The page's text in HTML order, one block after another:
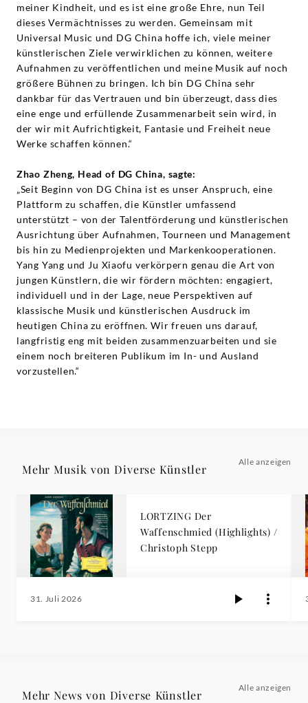
meiner Kindheit, und es ist eine große Ehre, nun Teil
dieses Vermächtnisses zu werden. Gemeinsam mit
Universal Music und DG China hoffe ich, viele meiner
künstlerischen Ziele verwirklichen zu können, weitere
Aufnahmen zu veröffentlichen und meine Musik auf noch
größere Bühnen zu bringen. Ich bin DG China sehr
dankbar für das Vertrauen und bin überzeugt, dass dies
eine enge und erfüllende Zusammenarbeit sein wird, in
der wir mit Aufrichtigkeit, Fantasie und Freiheit neue
Werke schaffen können.“
Zhao Zheng, Head of DG China, sagte:
„Seit Beginn von DG China ist es unser Anspruch, eine
Plattform zu schaffen, die Künstler umfassend
unterstützt – von der Talentförderung und künstlerischen
Ausrichtung über Aufnahmen, Tourneen und Management
bis hin zu Medienprojekten und Markenkooperationen.
Yang Yang und Ju Xiaofu verkörpern genau die Art von
jungen Künstlern, die wir fördern möchten: engagiert,
individuell und in der Lage, neue Perspektiven auf
klassische Musik und künstlerischen Ausdruck im
heutigen China zu eröffnen. Wir freuen uns darauf,
langfristig eng mit beiden zusammenzuarbeiten und sie
einem noch breiteren Publikum im In- und Ausland
vorzustellen.“
Mehr Musik von Diverse Künstler
Alle anzeigen
LORTZING Der
Waffenschmied (Highlights) /
Christoph Stepp
31. Juli 2026
Mehr News von Diverse Künstler
Alle anzeigen